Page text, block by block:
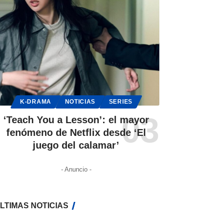
K-DRAMA NOTICIAS SERIES
‘Teach You a Lesson’: el mayor
fenómeno de Netflix desde ‘El
juego del calamar’
- Anuncio -
NOTICIAS